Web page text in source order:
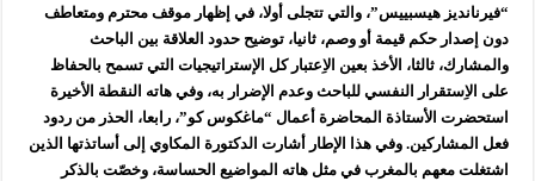
“فيرنانديز هيسبييس”، والتي تتجلى أولا، في إظهار موقف محترم ومتعاطف
دون إصدار حكم قيمة أو وصم، ثانيا، توضيح حدود العلاقة بين الباحث
والمشارك، ثالثا، الأخذ بعين الاِعتبار كل الإستراتيجيات التي تسمح بالحفاظ
على الاِستقرار النفسي للباحث وعدم الإضرار به، وفي هاته النقطة الأخيرة
استحضرت الأستاذة المحاضرة أعمال “ماغكوس كو”، رابعا، الحذر من ردود
فعل المشاركين. وفي هذا الإطار أشارت الدكتورة المكاوي إلى أساتذتها الذين
اشتغلت معهم بالمغرب في مثل هاته المواضيع الحساسة، وخصّت بالذكر